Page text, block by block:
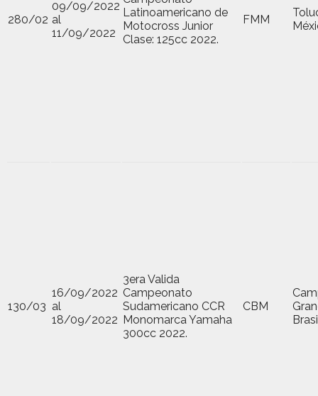
280/02
09/09/2022
al
11/09/2022
Latinoamericano de
Motocross Junior
Clase: 125cc 2022.
FMM
130/03
16/09/2022
al
18/09/2022
3era Valida
Campeonato
Sudamericano CCR
Monomarca Yamaha
300cc 2022.
CBM